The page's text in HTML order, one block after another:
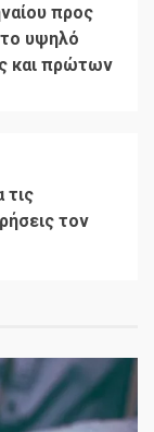
προς
το υψηλό
και πρώτων
τις
τον